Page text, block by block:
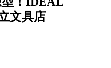
文具店